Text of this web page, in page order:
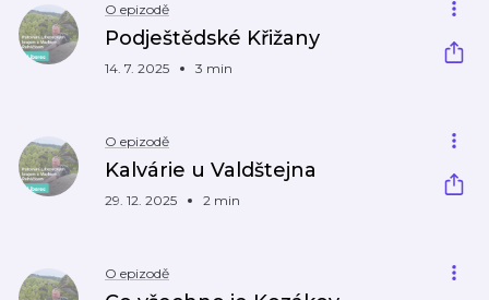
O epizodě
Podještědské Křižany
14. 7. 2025 3 min
O epizodě
Kalvárie u Valdštejna
29. 12. 2025 2 min
O epizodě